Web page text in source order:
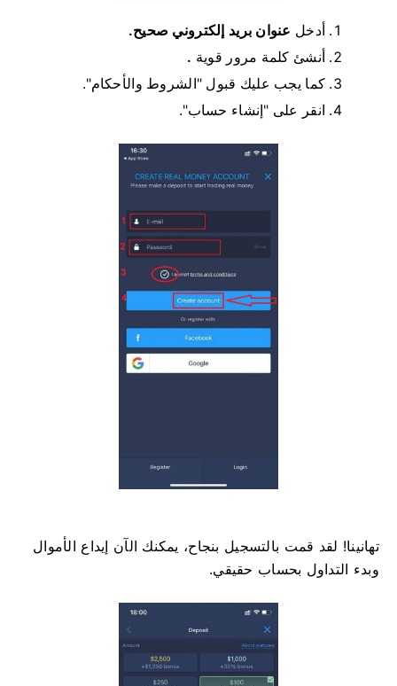
أدخل عنوان بريد إلكتروني صحيح.
أنشئ كلمة مرور قوية .
كما يجب عليك قبول "الشروط والأحكام".
انقر على "إنشاء حساب".
تهانينا! لقد قمت بالتسجيل بنجاح، يمكنك الآن إيداع الأموال
وبدء التداول بحساب حقيقي.